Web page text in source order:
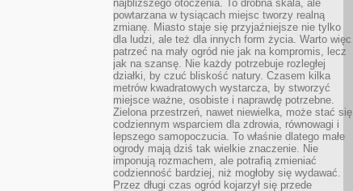
najbliższego otoczenia. To drobna skala, ale
powtarzana w tysiącach miejsc tworzy realną
zmianę. Miasto staje się przyjaźniejsze nie tylko
dla ludzi, ale też dla innych form życia. Warto więc
patrzeć na mały ogród nie jak na kompromis, lecz
jak na szansę. Nie każdy potrzebuje rozległej
działki, by czuć bliskość natury. Czasem kilka
metrów kwadratowych wystarcza, by stworzyć
miejsce ważne, osobiste i naprawdę potrzebne.
Zielona przestrzeń, nawet niewielka, może stać się
codziennym wsparciem dla zdrowia, równowagi i
lepszego samopoczucia. To właśnie dlatego małe
ogrody mają dziś tak wielkie znaczenie. Nie
imponują rozmachem, ale potrafią zmieniać
codzienność bardziej, niż mogłoby się wydawać.
Przez długi czas ogród kojarzył się przede